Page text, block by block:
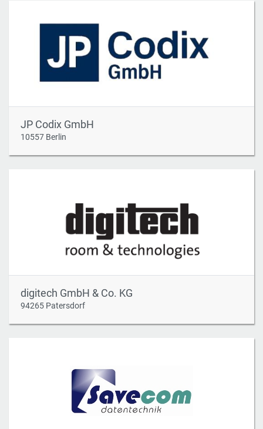
JP Codix GmbH
10557 Berlin
digitech GmbH & Co. KG
94265 Patersdorf